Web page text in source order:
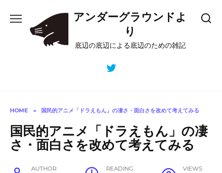
content
アンダーグラウンドよ
り
底辺の底辺による底辺のための雑記
HOME » 国民的アニメ「ドラえもん」の凄さ・面白さを改めて考えてみる
国民的アニメ「ドラえもん」の凄
さ・面白さを改めて考えてみる
AUTHOR READING VIEWS